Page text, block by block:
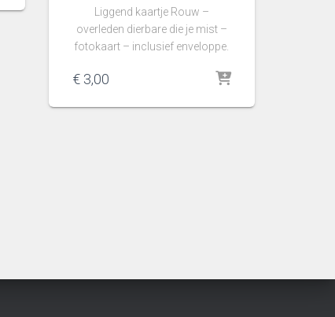
Liggend kaartje Rouw –
overleden dierbare die je mist –
fotokaart – inclusief enveloppe.
€3,00